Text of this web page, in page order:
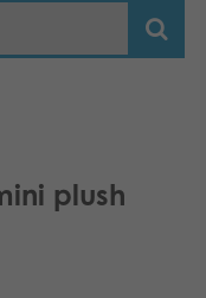
Norsk
plush